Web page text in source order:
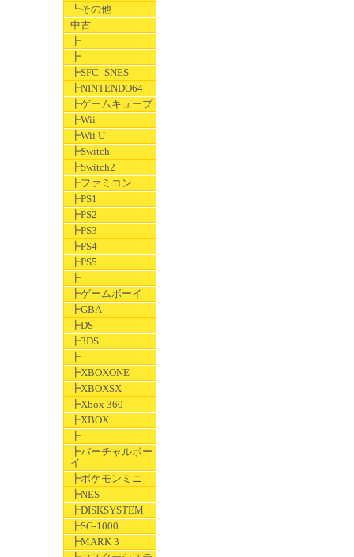
┗その他
中古
┣
┣
┣SFC_SNES
┣NINTENDO64
┣ゲームキューブ
┣Wii
┣Wii U
┣Switch
┣Switch2
┣ファミコン
┣PS1
┣PS2
┣PS3
┣PS4
┣PS5
┣
┣ゲームボーイ
┣GBA
┣DS
┣3DS
┣
┣XBOXONE
┣XBOXSX
┣Xbox 360
┣XBOX
┣
┣バーチャルボー
イ
┣ポケモンミニ
┣NES
┣DISKSYSTEM
┣SG-1000
┣MARK 3